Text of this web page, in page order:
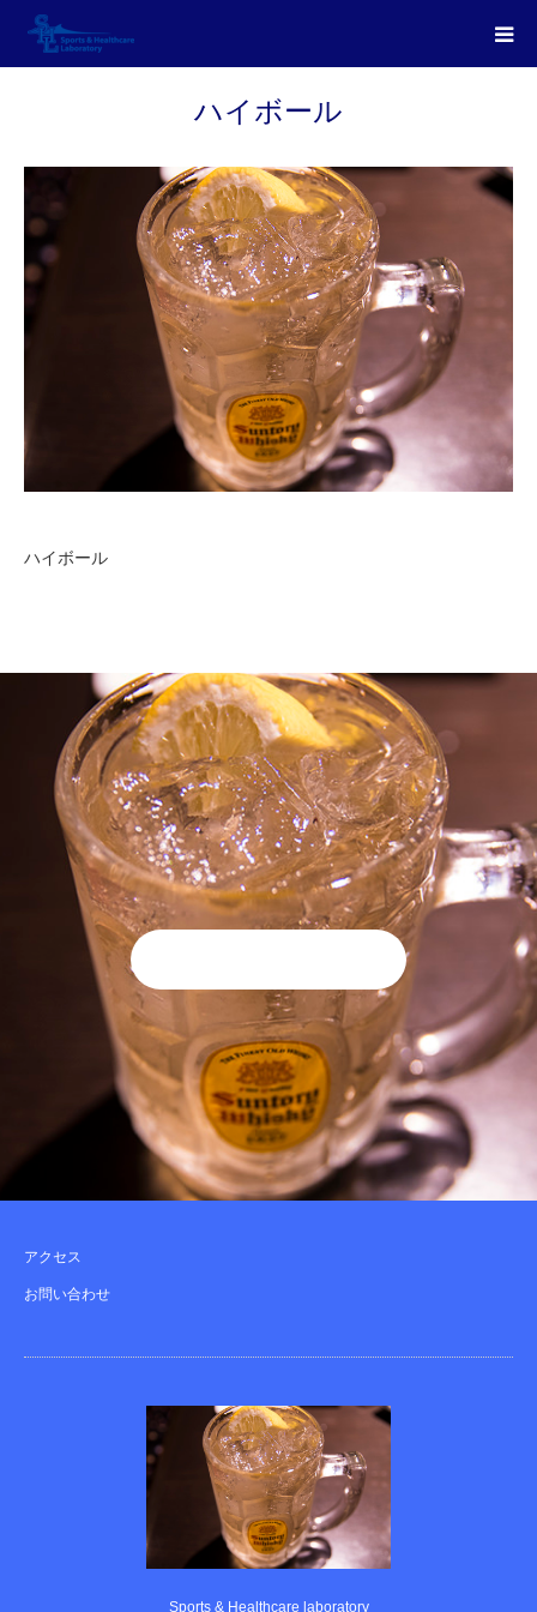
ハイボール
ハイボール
アクセス
お問い合わせ
Sports & Healthcare laboratory